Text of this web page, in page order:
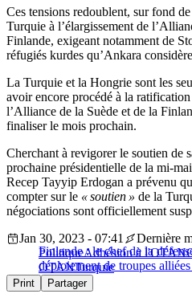
Ces tensions redoublent, sur fond
Turquie à l’élargissement de
Finlande, exigeant notamment de
réfugiés kurdes qu’Ankara
La Turquie et la Hongrie sont les
avoir encore procédé à la
l’Alliance de la Suède et de la
finaliser le mois prochain.
Cherchant à revigorer le soutien de
prochaine présidentielle de la mi-
Recep Tayyip Erdogan a prévenu
compter sur le « soutien » de la
négociations sont officiellement
Finlande : le chef de la
déploiement de troupes
Jan 30, 2023 - 07:41
Dernière
PolitiqueAdhésion à l'OTAN
OTANTurquie
Print Partager